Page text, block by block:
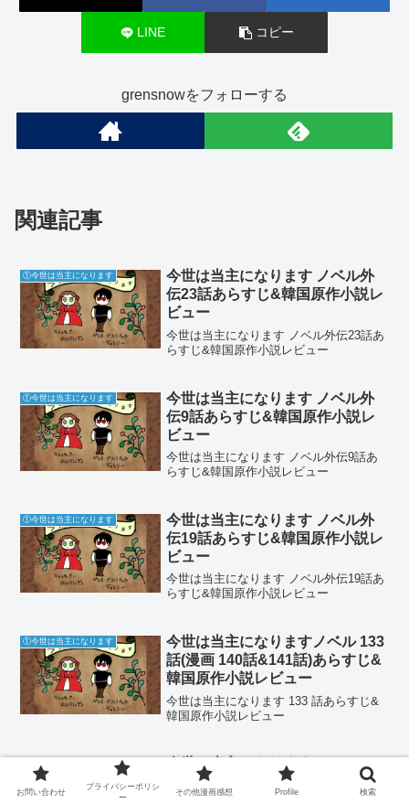
LINE コピー
grensnowをフォローする
関連記事
①今世は当主になります
今世は当主になります ノベル外
伝23話あらすじ&韓国原作小説レ
ビュー
今世は当主になります ノベル外伝23話あ
らすじ&韓国原作小説レビュー
①今世は当主になります
今世は当主になります ノベル外
伝9話あらすじ&韓国原作小説レ
ビュー
今世は当主になります ノベル外伝9話あ
らすじ&韓国原作小説レビュー
①今世は当主になります
今世は当主になります ノベル外
伝19話あらすじ&韓国原作小説レ
ビュー
今世は当主になります ノベル外伝19話あ
らすじ&韓国原作小説レビュー
①今世は当主になります
今世は当主になりますノベル 133
話(漫画 140話&141話)あらすじ&
韓国原作小説レビュー
今世は当主になります 133 話あらすじ&
韓国原作小説レビュー
今世は当主になります ノベル141
話(漫画148話～149話)あらすじ&
お問い合わせ
プライバシーポリシ
ー
その他漫画感想 Profile 検索